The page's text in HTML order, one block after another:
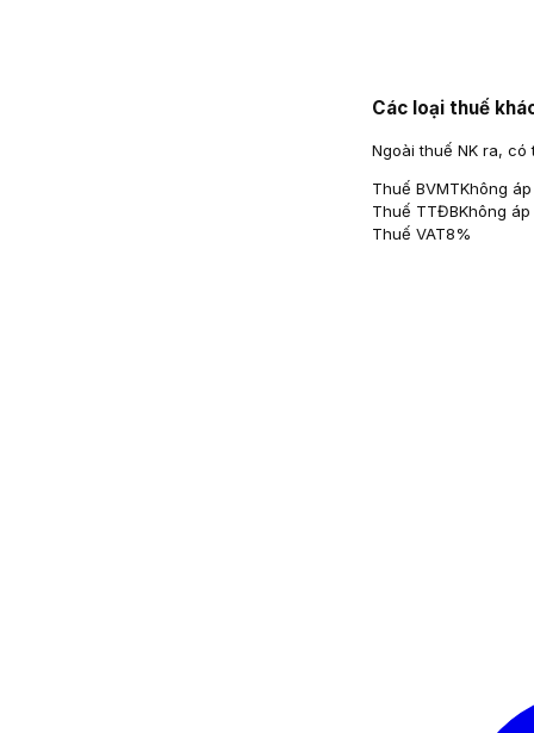
Các loại thuế
Ngoài thuế NK ra,
Thuế BVMTKhông
Thuế TTĐBKhông
Thuế VAT8%